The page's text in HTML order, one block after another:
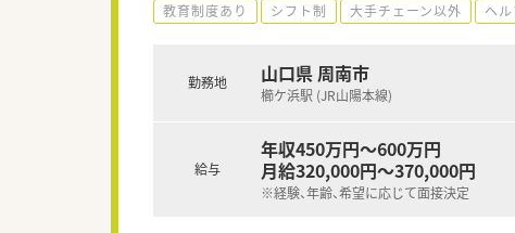
教育制度あり
シフト制 大手チェーン以外 ヘ
勤務地 山口県 周南市
櫛ケ浜駅 (JR山陽本線)
給与
年収450万円～600万円
月給320,000円～370,000円
※経験、年齢、希望に応じて面接決定